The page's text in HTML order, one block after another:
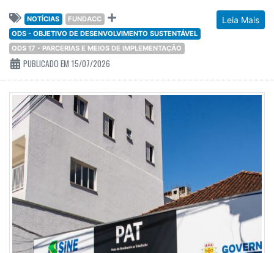
Leia Mais
NOTÍCIAS
FUNDACC
ODS - OBJETIVO DE DESENVOLVIMENTO SUSTENTÁVEL
ODS 17 - PARCERIAS E MEIOS DE IMPLEMENTAÇÃO
PUBLICADO EM 15/07/2026